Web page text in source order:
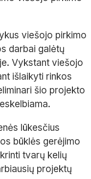
viešojo pirkimo
darbai galėtų
Vykstant viešojo
išlaikyti rinkos
šio projekto
lūkesčius
būklės gerėjimo
tvarų kelių
projektų